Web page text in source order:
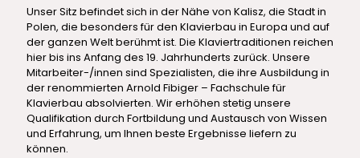
Unser Sitz befindet sich in der Nähe von Kalisz, die Stadt in
Polen, die besonders für den Klavierbau in Europa und auf
der ganzen Welt berühmt ist. Die Klaviertraditionen reichen
hier bis ins Anfang des 19. Jahrhunderts zurück. Unsere
Mitarbeiter-/innen sind Spezialisten, die ihre Ausbildung in
der renommierten Arnold Fibiger – Fachschule für
Klavierbau absolvierten. Wir erhöhen stetig unsere
Qualifikation durch Fortbildung und Austausch von Wissen
und Erfahrung, um Ihnen beste Ergebnisse liefern zu
können.